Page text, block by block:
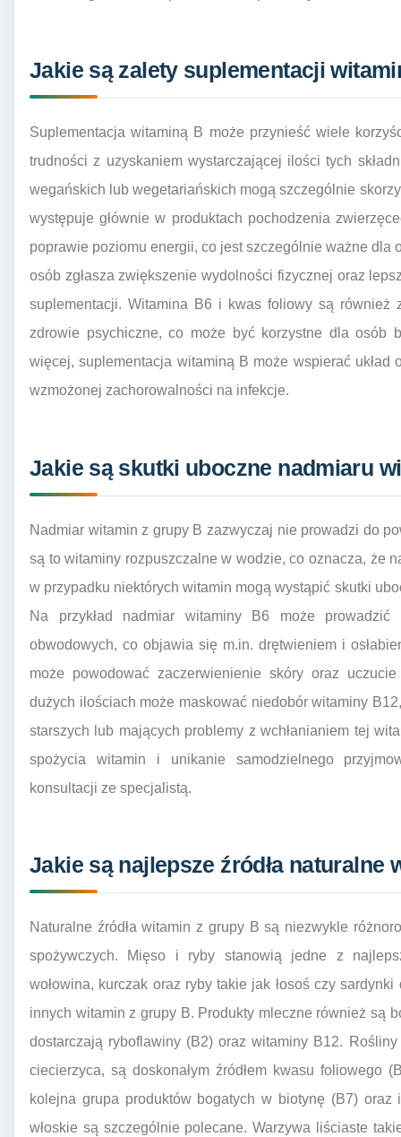
Jakie są zalety suplementacji
Suplementacja witaminą B może przynieść wiele
trudności z uzyskaniem wystarczającej ilości tych
wegańskich lub wegetariańskich mogą szczególnie
występuje głównie w produktach pochodzenia
poprawie poziomu energii, co jest szczególnie ważne dla
osób zgłasza zwiększenie wydolności fizycznej oraz
suplementacji. Witamina B6 i kwas foliowy są również
zdrowie psychiczne, co może być korzystne dla osób
więcej, suplementacja witaminą B może wspierać
wzmożonej zachorowalności na infekcje.
Jakie są skutki uboczne nadmiaru
Nadmiar witamin z grupy B zazwyczaj nie prowadzi do
są to witaminy rozpuszczalne w wodzie, co oznacza, że
w przypadku niektórych witamin mogą wystąpić skutki
Na przykład nadmiar witaminy B6 może
obwodowych, co objawia się m.in. drętwieniem i
może powodować zaczerwienienie skóry oraz
dużych ilościach może maskować niedobór witaminy
starszych lub mających problemy z wchłanianiem tej
spożycia witamin i unikanie samodzielnego
konsultacji ze specjalistą.
Jakie są najlepsze źródła naturalne
Naturalne źródła witamin z grupy B są niezwykle
spożywczych. Mięso i ryby stanowią jedne z
wołowina, kurczak oraz ryby takie jak łosoś czy
innych witamin z grupy B. Produkty mleczne również są
dostarczają ryboflawiny (B2) oraz witaminy B12.
ciecierzyca, są doskonałym źródłem kwasu foliowego
kolejna grupa produktów bogatych w biotynę (B7)
włoskie są szczególnie polecane. Warzywa liściaste